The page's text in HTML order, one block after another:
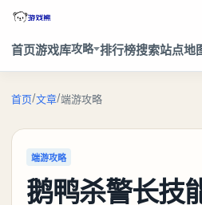
首页游戏库攻略 排行榜搜索站点地
首页/文章/端游攻略
端游攻略
鹅鸭杀警长技